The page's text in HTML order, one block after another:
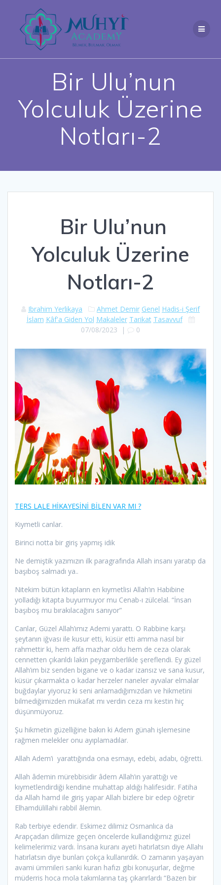
content
Bir Ulu’nun
Yolculuk Üzerine
Notları-2
Bir Ulu’nun
Yolculuk Üzerine
Notları-2
Ibrahim Yerlikaya Ahmet Demir Genel Hadis-i Şerif
İslam Kâf'a Giden Yol Makaleler Tarikat Tasavvuf
07/08/2023 | 0
TERS LALE HİKAYESİNİ BİLEN VAR MI ?
Kıymetli canlar.
Birinci notta bir giriş yapmış idik
Ne demiştik yazımızın ilk paragrafında Allah insanı yaratıp da
başıboş salmadı ya..
Nitekim bütün kitapların en kıymetlisi Allah’ın Habibine
yolladığı kitapta buyurmuyor mu Cenab-ı zülcelal. “İnsan
başıboş mu bırakılacağını sanıyor”
Canlar, Güzel Allah’ımız Ademi yarattı. O Rabbine karşı
şeytanın iğvası ile kusur etti, küsür etti amma nasıl bir
rahmettir ki, hem affa mazhar oldu hem de ceza olarak
cennetten çıkarıldı lakin peygamberlikle şereflendi. Ey güzel
Allah’ım biz senden bigane ve o kadar izansız ve sana kusur,
küsür çıkarmakta o kadar herzeler naneler ayvalar elmalar
buğdaylar yiyoruz ki seni anlamadığımızdan ve hikmetini
bilmediğimizden mükafat mı verdin ceza mı kestin hiç
düşünmüyoruz.
Şu hikmetin güzelliğine bakın ki Adem günah işlemesine
rağmen melekler onu ayıplamadılar.
Allah Adem’i yarattığında ona esmayı, edebi, adabı, öğretti.
Allah âdemin mürebbisidir âdem Allah’ın yarattığı ve
kıymetlendirdiği kendine muhattap aldığı halifesidir. Fatiha
da Allah hamd ile giriş yapar Allah bizlere bir edep öğretir
Elhamdülillahi rabbil âlemin.
Rab terbiye edendir. Eskimez dilimiz Osmanlıca da
Arapçadan dilimize geçen öncelerde kullandığımız güzel
kelimelerimiz vardı. İnsana kuranı ayeti hatırlatsın diye Allahı
hatırlatsın diye bunları çokça kullanırdık. O zamanın yaşayan
avami ümmileri sanki kuran hafızı gibi konuşurlar, değme
müderris hoca mola takımlarına taş çıkarırlardı “Bazen bir